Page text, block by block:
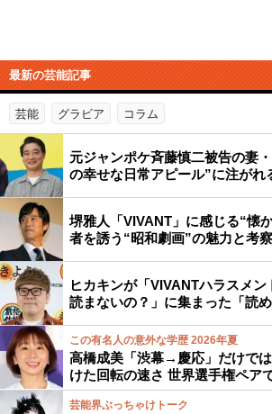
最新の芸能記事
芸能 グラビア コラム
元ジャンポケ斉藤慎二被告の妻
の幸せな日常アピール”に注がれ
堺雅人「VIVANT」に感じる“懐
者を誘う“昭和劇画”の魅力と考
ヒカキンが「VIVANTハラスメ
読まないの？」に集まった「読
この有名人の意外な学歴 2026年夏
高橋成美「渋幕→慶応」だけで
けた回転の速さ 世界選手権ペア
芸能界ぶっちゃけトーク